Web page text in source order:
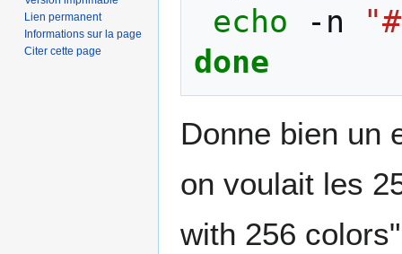
echo
-n
done
Donne bien un
on voulait les
with 256 colors"
Lien permanent
Informations sur la page
Citer cette page